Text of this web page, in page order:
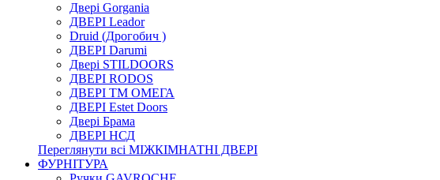
Двері Gorgania
ДВЕРІ Leador
Druid (Дрогобич )
ДВЕРІ Darumi
Двері STILDOORS
ДВЕРІ RODOS
ДВЕРІ ТМ ОМЕГА
ДВЕРІ Estet Doors
Двері Брама
ДВЕРІ НСД
Переглянути всі МІЖКІМНАТНІ ДВЕРІ
ФУРНІТУРА